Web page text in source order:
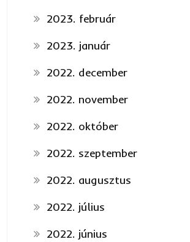
2023. február
2023. január
2022. december
2022. november
2022. október
2022. szeptember
2022. augusztus
2022. július
2022. június